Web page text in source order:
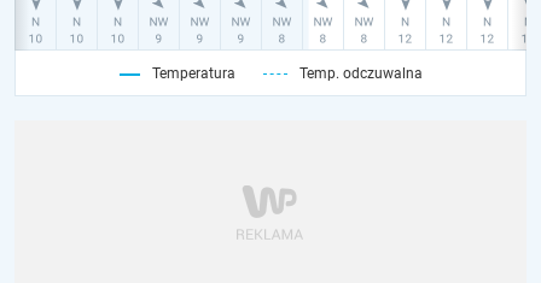
Temperatura Temp. odczuwalna